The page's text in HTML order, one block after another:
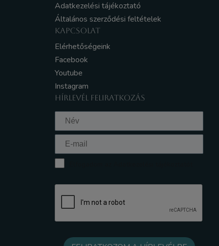
Adatkezelési tájékoztató
Általános szerződési feltételek
KAPCSOLAT
Elérhetőségeink
Facebook
Youtube
Instagram
HÍRLEVÉL FELIRATKOZÁS